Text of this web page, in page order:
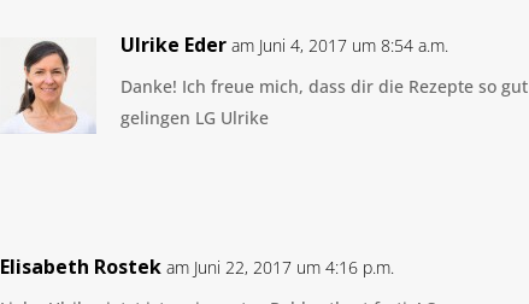
Ulrike Eder am Juni 4, 2017 um 8:54 a.m.
Danke! Ich freue mich, dass dir die Rezepte so gut
gelingen LG Ulrike
Elisabeth Rostek am Juni 22, 2017 um 4:16 p.m.